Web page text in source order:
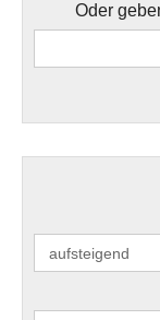
Oder